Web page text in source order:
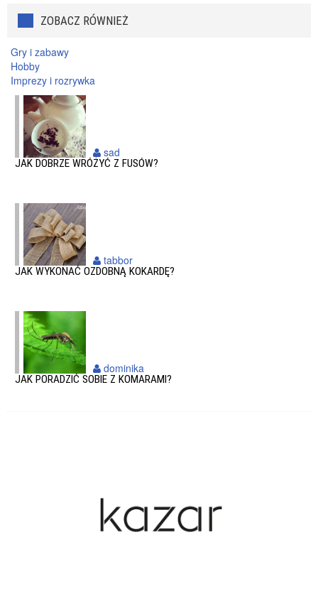
ZOBACZ RÓWNIEŻ
Gry i zabawy
Hobby
Imprezy i rozrywka
JAK DOBRZE WRÓŻYĆ Z FUSÓW?
sad
JAK WYKONAĆ OZDOBNĄ KOKARDĘ?
tabbor
JAK PORADZIĆ SOBIE Z KOMARAMI?
dominika